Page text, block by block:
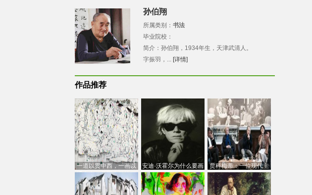
孙伯翔
所属类别： 书法
毕业院校：
简介：孙伯翔，1934年生，天津武清人。
字振羽，... [详情]
作品推荐
一道以贯中西，一画以
通古今：吴冠中的绘画
创
安迪·沃霍尔为什么要画
芭比
贾科梅蒂：一位现代主
义的“当代”艺术家